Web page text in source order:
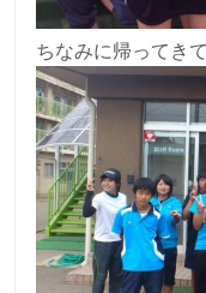
ちなみに帰ってき